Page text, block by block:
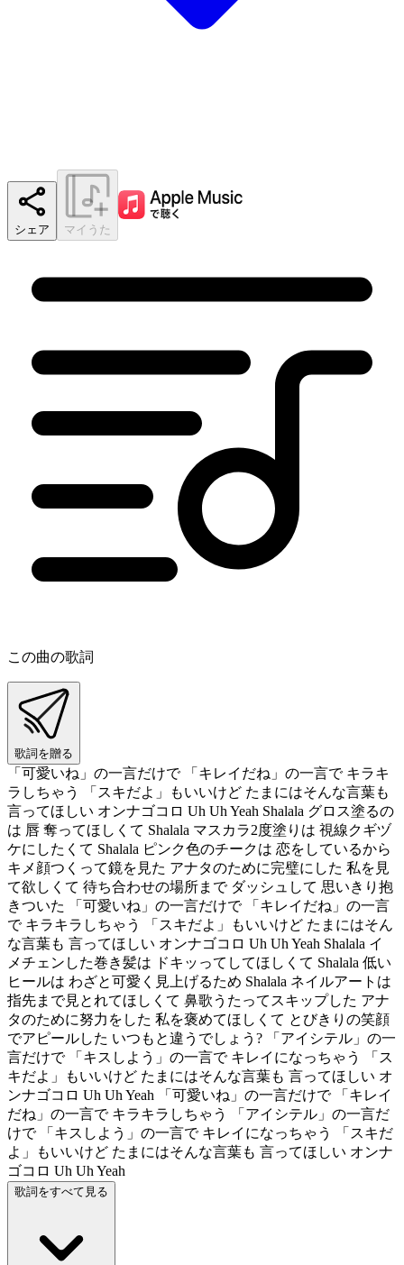
シェア マイうた
この曲の歌詞
歌詞を贈る
「可愛いね」の一言だけで 「キレイだね」の一言で キラキ
ラしちゃう 「スキだよ」もいいけど たまにはそんな言葉も
言ってほしい オンナゴコロ Uh Uh Yeah Shalala グロス塗るの
は 唇 奪ってほしくて Shalala マスカラ2度塗りは 視線クギヅ
ケにしたくて Shalala ピンク色のチークは 恋をしているから
キメ顔つくって鏡を見た アナタのために完璧にした 私を見
て欲しくて 待ち合わせの場所まで ダッシュして 思いきり抱
きついた 「可愛いね」の一言だけで 「キレイだね」の一言
で キラキラしちゃう 「スキだよ」もいいけど たまにはそん
な言葉も 言ってほしい オンナゴコロ Uh Uh Yeah Shalala イ
メチェンした巻き髪は ドキッってしてほしくて Shalala 低い
ヒールは わざと可愛く見上げるため Shalala ネイルアートは
指先まで見とれてほしくて 鼻歌うたってスキップした アナ
タのために努力をした 私を褒めてほしくて とびきりの笑顔
でアピールした いつもと違うでしょう? 「アイシテル」の一
言だけで 「キスしよう」の一言で キレイになっちゃう 「ス
キだよ」もいいけど たまにはそんな言葉も 言ってほしい オ
ンナゴコロ Uh Uh Yeah 「可愛いね」の一言だけで 「キレイ
だね」の一言で キラキラしちゃう 「アイシテル」の一言だ
けで 「キスしよう」の一言で キレイになっちゃう 「スキだ
よ」もいいけど たまにはそんな言葉も 言ってほしい オンナ
ゴコロ Uh Uh Yeah
歌詞をすべて見る